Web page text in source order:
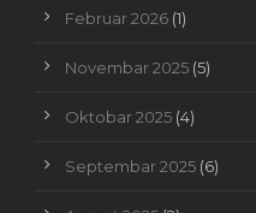
Februar 2026 (1)
Novembar 2025 (5)
Oktobar 2025 (4)
Septembar 2025 (6)